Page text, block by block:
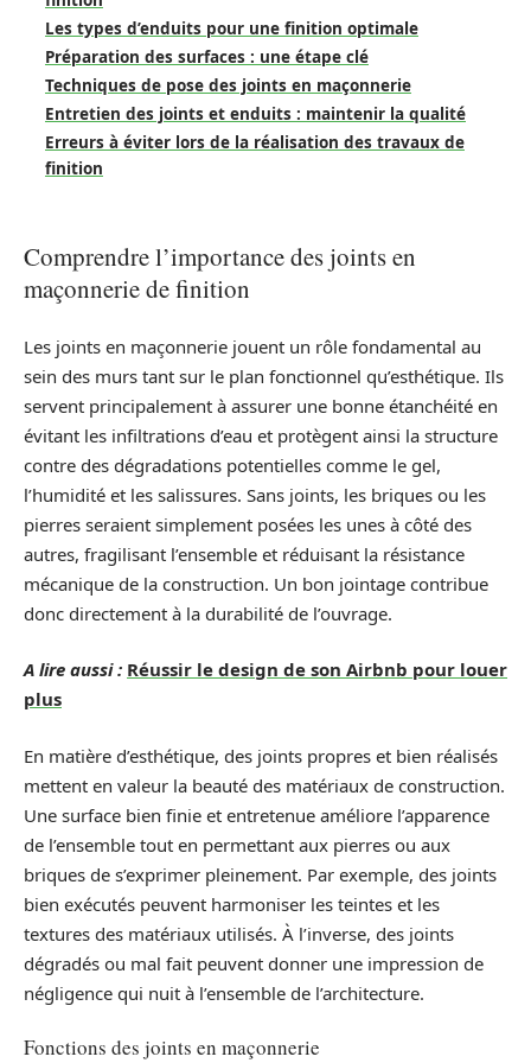
Les types d’enduits pour une finition optimale
Préparation des surfaces : une étape clé
Techniques de pose des joints en maçonnerie
Entretien des joints et enduits : maintenir la qualité
Erreurs à éviter lors de la réalisation des travaux de
finition
Comprendre l’importance des joints en
maçonnerie de finition
Les joints en maçonnerie jouent un rôle fondamental au
sein des murs tant sur le plan fonctionnel qu’esthétique. Ils
servent principalement à assurer une bonne étanchéité en
évitant les infiltrations d’eau et protègent ainsi la structure
contre des dégradations potentielles comme le gel,
l’humidité et les salissures. Sans joints, les briques ou les
pierres seraient simplement posées les unes à côté des
autres, fragilisant l’ensemble et réduisant la résistance
mécanique de la construction. Un bon jointage contribue
donc directement à la durabilité de l’ouvrage.
A lire aussi : Réussir le design de son Airbnb pour louer
plus
En matière d’esthétique, des joints propres et bien réalisés
mettent en valeur la beauté des matériaux de construction.
Une surface bien finie et entretenue améliore l’apparence
de l’ensemble tout en permettant aux pierres ou aux
briques de s’exprimer pleinement. Par exemple, des joints
bien exécutés peuvent harmoniser les teintes et les
textures des matériaux utilisés. À l’inverse, des joints
dégradés ou mal fait peuvent donner une impression de
négligence qui nuit à l’ensemble de l’architecture.
Fonctions des joints en maçonnerie